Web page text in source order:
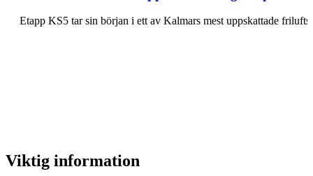
Etapp KS5 tar sin början i ett av Kalmars mest uppskattade
Viktig information